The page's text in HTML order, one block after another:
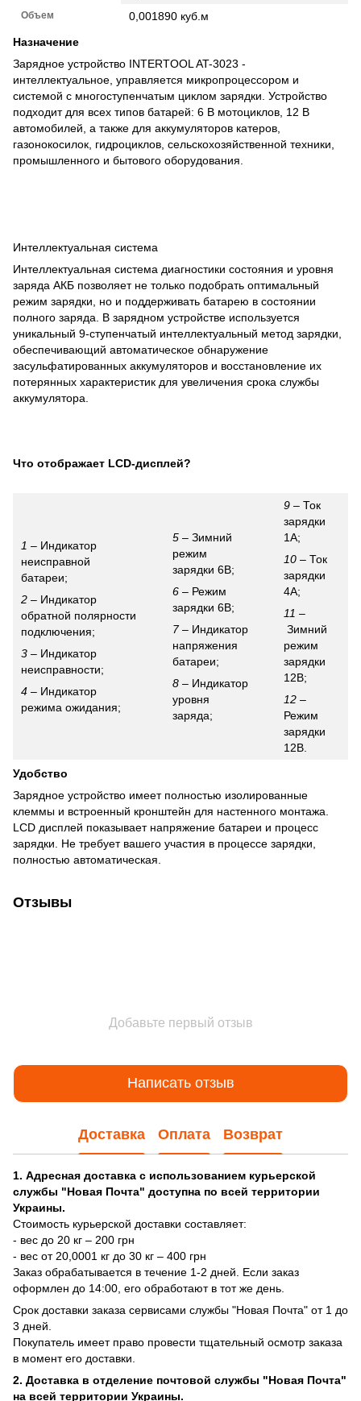
Объем
0,001890 куб.м
Назначение
Зарядное устройство INTERTOOL AT-3023 -
интеллектуальное, управляется микропроцессором и
системой с многоступенчатым циклом зарядки. Устройство
подходит для всех типов батарей: 6 В мотоциклов, 12 В
автомобилей, а также для аккумуляторов катеров,
газонокосилок, гидроциклов, сельскохозяйственной техники,
промышленного и бытового оборудования.
Интеллектуальная система
Интеллектуальная система диагностики состояния и уровня
заряда АКБ позволяет не только подобрать оптимальный
режим зарядки, но и поддерживать батарею в состоянии
полного заряда. В зарядном устройстве используется
уникальный 9-ступенчатый интеллектуальный метод зарядки,
обеспечивающий автоматическое обнаружение
засульфатированных аккумуляторов и восстановление их
потерянных характеристик для увеличения срока службы
аккумулятора.
Что отображает LCD-дисплей?
1 – Индикатор
неисправной
батареи;
2 – Индикатор
обратной полярности
подключения;
3 – Индикатор
неисправности;
4 – Индикатор
режима ожидания;
5 – Зимний
режим
зарядки 6В;
6 – Режим
зарядки 6В;
7– Индикатор
напряжения
батареи;
8 – Индикатор
уровня
заряда;
9 – Ток
зарядки
1А;
10 – Ток
зарядки
4А;
11 –
Зимний
режим
зарядки
12В;
12 –
Режим
зарядки
12В.
Удобство
Зарядное устройство имеет полностью изолированные
клеммы и встроенный кронштейн для настенного монтажа.
LCD дисплей показывает напряжение батареи и процесс
зарядки. Не требует вашего участия в процессе зарядки,
полностью автоматическая.
Отзывы
Добавьте первый отзыв
Написать отзыв
Доставка Оплата Возврат
1. Адресная доставка с использованием курьерской
службы "Новая Почта" доступна по всей территории
Украины.
Стоимость курьерской доставки составляет:
- вес до 20 кг – 200 грн
- вес от 20,0001 кг до 30 кг – 400 грн
Заказ обрабатывается в течение 1-2 дней. Если заказ
оформлен до 14:00, его обработают в тот же день.
Срок доставки заказа сервисами службы "Новая Почта" от 1 до
3 дней.
Покупатель имеет право провести тщательный осмотр заказа
в момент его доставки.
2. Доставка в отделение почтовой службы "Новая Почта"
на всей территории Украины.